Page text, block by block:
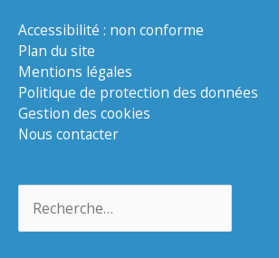
Accessibilité : non conforme
Plan du site
Mentions légales
Politique de protection des données
Gestion des cookies
Nous contacter